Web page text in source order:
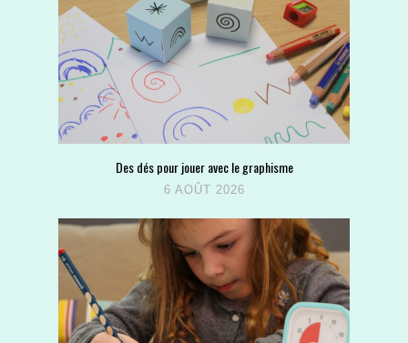
Des dés pour jouer avec le graphisme
6 AOÛT 2026